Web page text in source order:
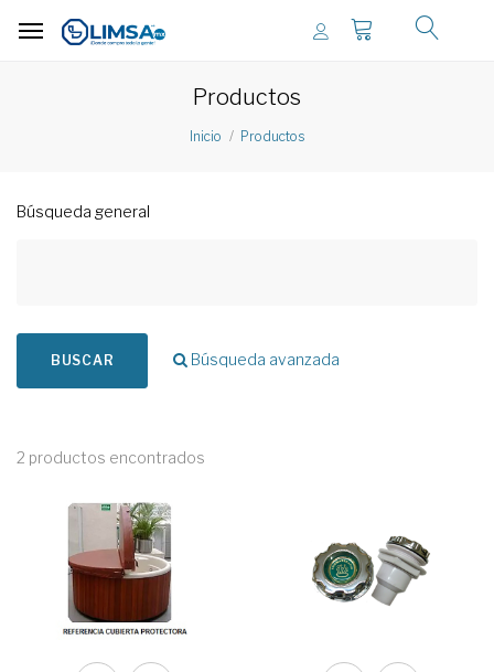
Productos
Inicio Productos
Búsqueda general
BUSCAR Búsqueda avanzada
2 productos encontrados